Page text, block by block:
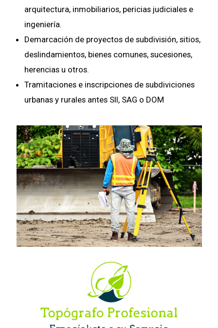
arquitectura, inmobiliarios, pericias judiciales e
ingeniería.
Demarcación de proyectos de subdivisión, sitios,
deslindamientos, bienes comunes, sucesiones,
herencias u otros.
Tramitaciones e inscripciones de subdiviciones
urbanas y rurales antes SII, SAG o DOM